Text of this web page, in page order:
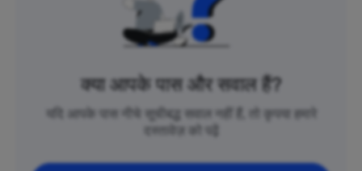
क्या आपके पास और सवाल हैं?
यदि आपके पास नीचे सूचीबद्ध सवाल नहीं हैं, तो कृपया हमारे
दस्तावेज़ को पढ़ें